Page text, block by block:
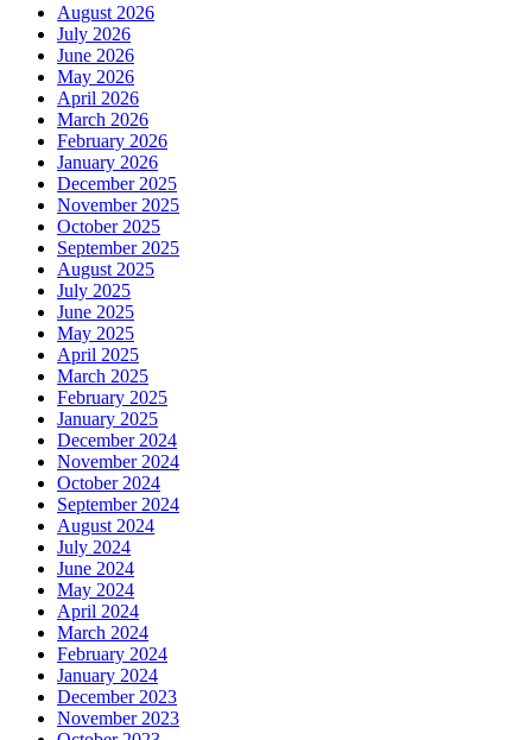
August 2026
July 2026
June 2026
May 2026
April 2026
March 2026
February 2026
January 2026
December 2025
November 2025
October 2025
September 2025
August 2025
July 2025
June 2025
May 2025
April 2025
March 2025
February 2025
January 2025
December 2024
November 2024
October 2024
September 2024
August 2024
July 2024
June 2024
May 2024
April 2024
March 2024
February 2024
January 2024
December 2023
November 2023